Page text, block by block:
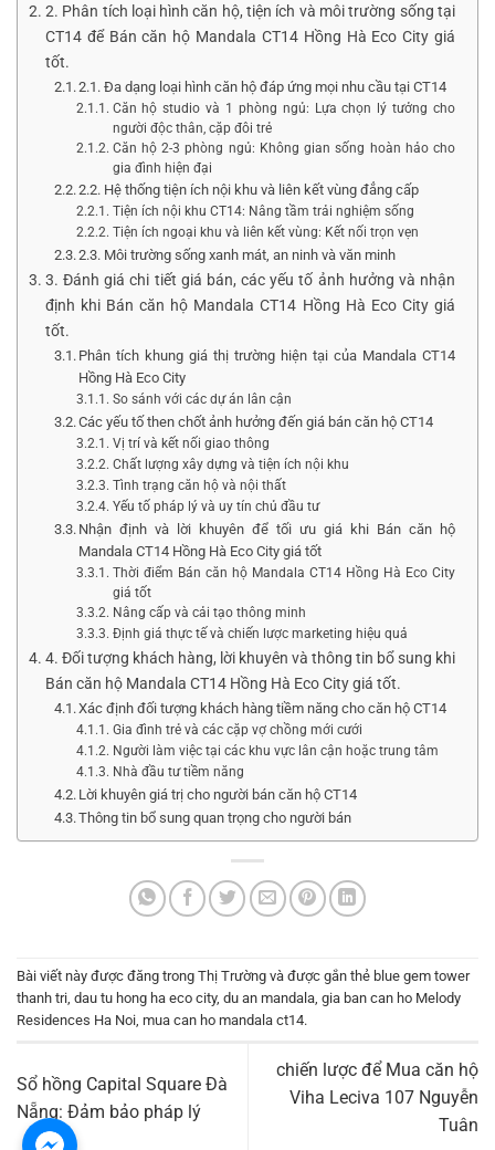
2. Phân tích loại hình căn hộ, tiện ích và môi trường sống tại
CT14 để Bán căn hộ Mandala CT14 Hồng Hà Eco City giá
tốt.
2.1. Đa dạng loại hình căn hộ đáp ứng mọi nhu cầu tại CT14
Căn hộ studio và 1 phòng ngủ: Lựa chọn lý tưởng cho
người độc thân, cặp đôi trẻ
Căn hộ 2-3 phòng ngủ: Không gian sống hoàn hảo cho
gia đình hiện đại
2.2. Hệ thống tiện ích nội khu và liên kết vùng đẳng cấp
Tiện ích nội khu CT14: Nâng tầm trải nghiệm sống
Tiện ích ngoại khu và liên kết vùng: Kết nối trọn vẹn
2.3. Môi trường sống xanh mát, an ninh và văn minh
3. Đánh giá chi tiết giá bán, các yếu tố ảnh hưởng và nhận
định khi Bán căn hộ Mandala CT14 Hồng Hà Eco City giá
tốt.
Phân tích khung giá thị trường hiện tại của Mandala CT14
Hồng Hà Eco City
So sánh với các dự án lân cận
Các yếu tố then chốt ảnh hưởng đến giá bán căn hộ CT14
Vị trí và kết nối giao thông
Chất lượng xây dựng và tiện ích nội khu
Tình trạng căn hộ và nội thất
Yếu tố pháp lý và uy tín chủ đầu tư
Nhận định và lời khuyên để tối ưu giá khi Bán căn hộ
Mandala CT14 Hồng Hà Eco City giá tốt
Thời điểm Bán căn hộ Mandala CT14 Hồng Hà Eco City
giá tốt
Nâng cấp và cải tạo thông minh
Định giá thực tế và chiến lược marketing hiệu quả
4. Đối tượng khách hàng, lời khuyên và thông tin bổ sung khi
Bán căn hộ Mandala CT14 Hồng Hà Eco City giá tốt.
Xác định đối tượng khách hàng tiềm năng cho căn hộ CT14
Gia đình trẻ và các cặp vợ chồng mới cưới
Người làm việc tại các khu vực lân cận hoặc trung tâm
Nhà đầu tư tiềm năng
Lời khuyên giá trị cho người bán căn hộ CT14
Thông tin bổ sung quan trọng cho người bán
Bài viết này được đăng trong Thị Trường và được gắn thẻ blue gem tower
thanh tri, dau tu hong ha eco city, du an mandala, gia ban can ho Melody
Residences Ha Noi, mua can ho mandala ct14.
Sổ hồng Capital Square Đà
Nẵng: Đảm bảo pháp lý
chiến lược để Mua căn hộ
Viha Leciva 107 Nguyễn
Tuân